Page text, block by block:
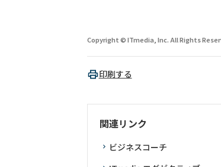
Copyright © ITmedia, Inc. All Rights
印刷する
関連リンク
ビジネスコーチ